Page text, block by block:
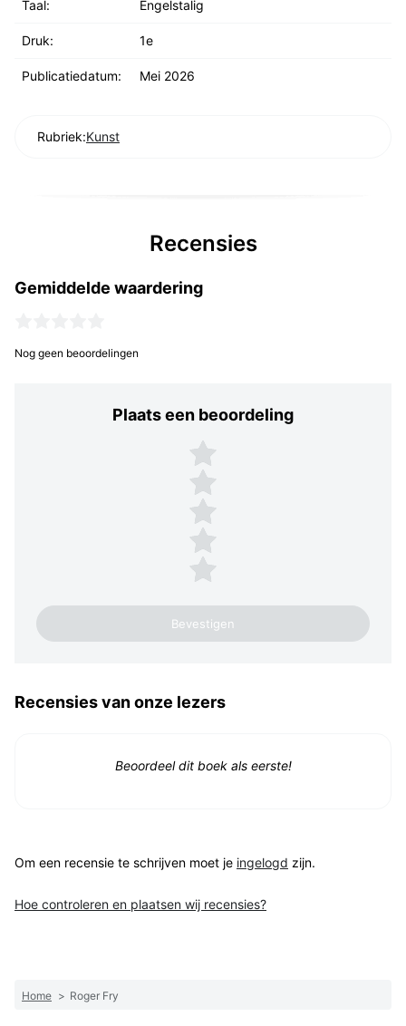
Taal: Engelstalig
Druk: 1e
Publicatiedatum: Mei 2026
Rubriek:Kunst
Recensies
Gemiddelde waardering
Nog geen beoordelingen
Plaats een beoordeling
Plaats een beoordeling
5 sterren
4 sterren
3 sterren
2 sterren
1 ster
Recensies van onze lezers
Beoordeel dit boek als eerste!
Om een recensie te schrijven moet je ingelogd zijn.
Hoe controleren en plaatsen wij recensies?
Home > Roger Fry